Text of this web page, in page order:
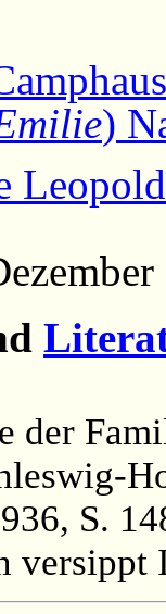
)
der
S.
versippt